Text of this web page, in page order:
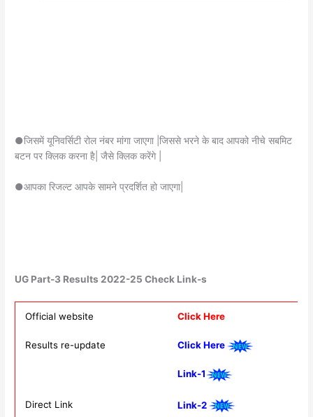
●जिसमें यूनिवर्सिटी रोल नंबर मांगा जाएगा |जिससे भरने के बाद आपको नीचे सबमिट
बटन पर क्लिक करना है| जैसे क्लिक करेंगे |
●आपका रिजल्ट आपके सामने प्रदर्शित हो जाएगा|
UG Part-3 Results 2022-25 Check Link-s
Official website Click Here
Results re-update Click Here
Direct Link
Link-1
Link-2